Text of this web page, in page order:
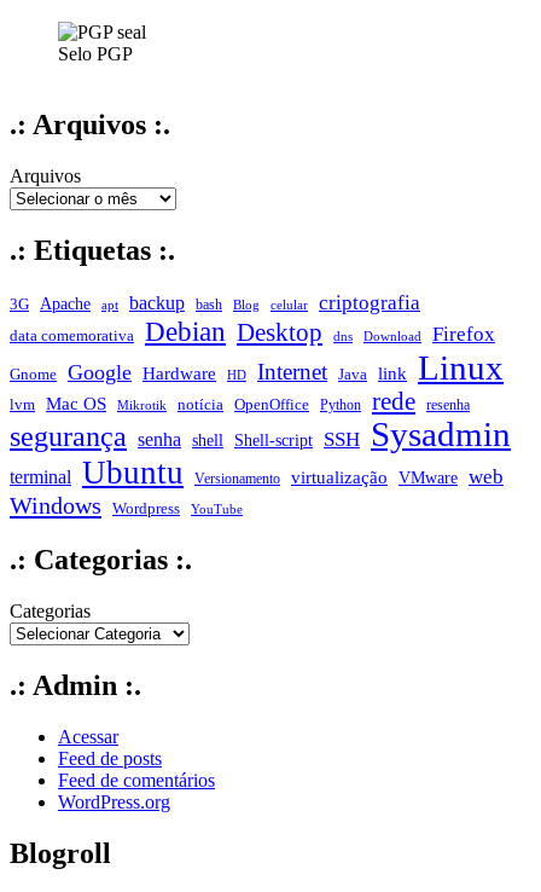
Selo PGP
.: Arquivos :.
Arquivos
.: Etiquetas :.
3G Apache apt backup bash Blog celular criptografia
data comemorativa Debian Desktop dns Download Firefox
Gnome Google Hardware HD Internet Java link Linux
lvm Mac OS Mikrotik notícia OpenOffice Python rede resenha
segurança senha shell Shell-script SSH Sysadmin
terminal Ubuntu Versionamento virtualização VMware web
Windows Wordpress YouTube
.: Categorias :.
Categorias
.: Admin :.
Acessar
Feed de posts
Feed de comentários
WordPress.org
Blogroll